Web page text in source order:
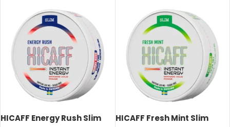
HICAFF Energy Rush Slim
HICAFF Fresh Mint Slim